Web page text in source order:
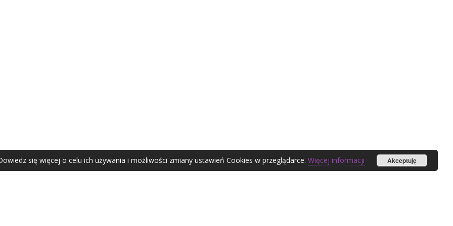
Agata Zubel © 2021
się więcej o celu ich używania i możliwości zmiany ustawień Cookies w przeglądarce. Więcej informacji Akceptuję